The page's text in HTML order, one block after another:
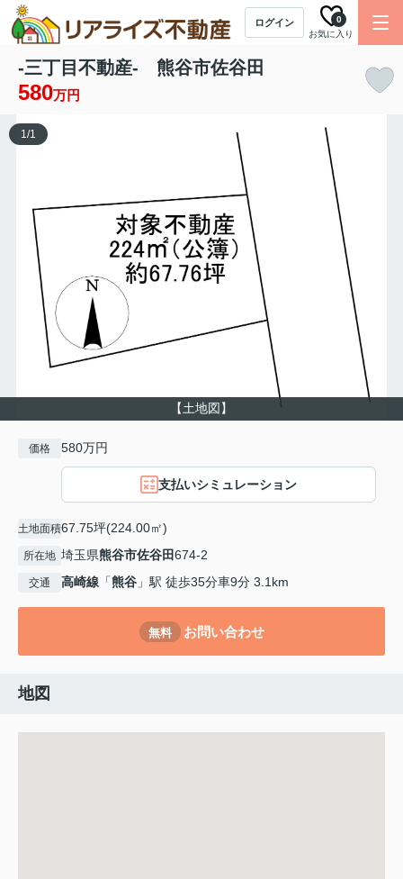
ログイン
お気に入り
0
-三丁目不動産- 熊谷市佐谷田
580万円
【土地図】
1/1
価格 580万円
支払いシミュレーション
土地面積67.75坪(224.00㎡)
所在地 埼玉県熊谷市佐谷田674-2
交通 高崎線 「熊谷 」駅 徒歩35分車9分 3.1km
無料 お問い合わせ
地図